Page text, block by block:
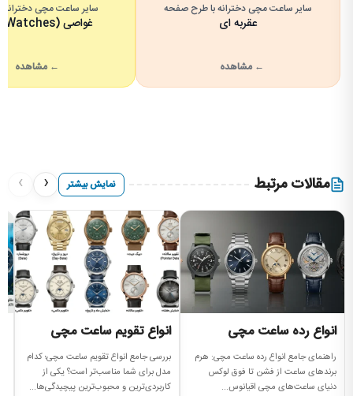
سایر ساعت مچی دخترانه با طرح صفحه
عقربه ای
← مشاهده
سایر ساعت مچی دخترانه
غواصی (Dive Watches)
← مشاهده
مقالات مرتبط نمایش بیشتر ‹
›
انواع رده ساعت مچی
راهنمای جامع انواع رده ساعت مچی: هرم
برندهای ساعت از فشن تا فوق لوکس
دنیای ساعت‌های مچی اقیانوس...
انواع تقویم ساعت مچی
بررسی جامع انواع تقویم ساعت مچی؛ کدام
مدل برای شما مناسب‌تر است؟ یکی از
کاربردی‌ترین و محبوب‌ترین پیچیدگی‌ها...